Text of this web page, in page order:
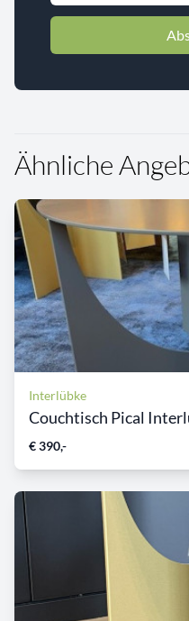
Ähnliche
Interlübke
Couchtisch Pical
€ 390,-